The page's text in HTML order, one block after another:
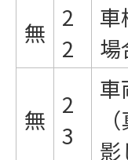
無 2
2
車
場
無 2
3
車
影